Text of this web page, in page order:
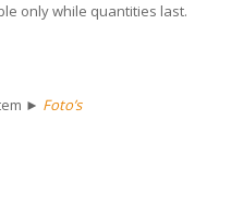
only while quantities last.
► Foto’s